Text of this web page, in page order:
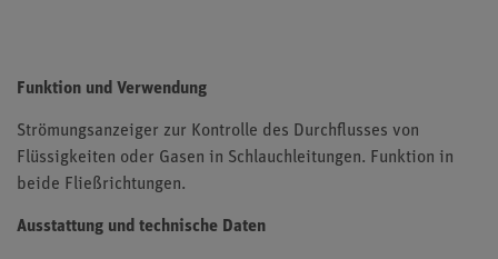
Funktion und Verwendung
Strömungsanzeiger zur Kontrolle des Durchflusses von
Flüssigkeiten oder Gasen in Schlauchleitungen. Funktion in
beide Fließrichtungen.
Ausstattung und technische Daten